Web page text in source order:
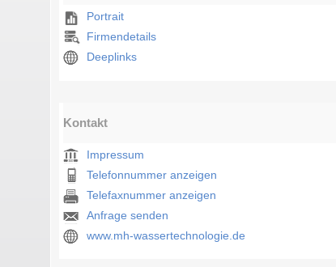
Portrait
Firmendetails
Deeplinks
Kontakt
Impressum
Telefonnummer anzeigen
Telefaxnummer anzeigen
Anfrage senden
www.mh-wassertechnologie.de